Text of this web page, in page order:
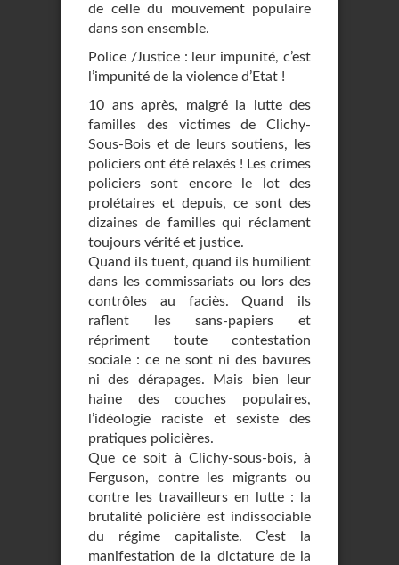
de celle du mouvement populaire
dans son ensemble.
Police /Justice : leur impunité, c’est
l’impunité de la violence d’Etat !
10 ans après, malgré la lutte des
familles des victimes de Clichy-
Sous-Bois et de leurs soutiens, les
policiers ont été relaxés ! Les crimes
policiers sont encore le lot des
prolétaires et depuis, ce sont des
dizaines de familles qui réclament
toujours vérité et justice.
Quand ils tuent, quand ils humilient
dans les commissariats ou lors des
contrôles au faciès. Quand ils
raflent les sans-papiers et
répriment toute contestation
sociale : ce ne sont ni des bavures
ni des dérapages. Mais bien leur
haine des couches populaires,
l’idéologie raciste et sexiste des
pratiques policières.
Que ce soit à Clichy-sous-bois, à
Ferguson, contre les migrants ou
contre les travailleurs en lutte : la
brutalité policière est indissociable
du régime capitaliste. C’est la
manifestation de la dictature de la